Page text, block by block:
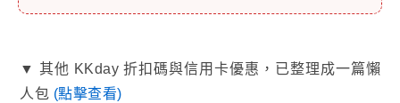
▼ 其他 KKday 折扣碼與信用卡優惠，已整理成一篇懶
人包 (點擊查看)